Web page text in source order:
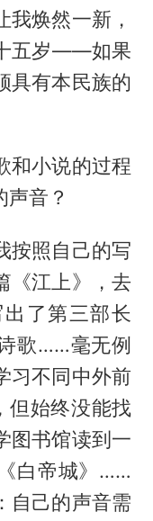
焕然一新，
五岁——如果
具有本民族的
和小说的过程
音？
按照自己的写
《江上》，去
了第三部长
歌……毫无例
习不同中外前
但始终没能找
图书馆读到一
白帝城》……
自己的声音需